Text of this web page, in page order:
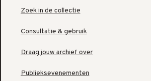
Zoek in de collectie
Consultatie & gebruik
Draag jouw archief over
Publieksevenementen